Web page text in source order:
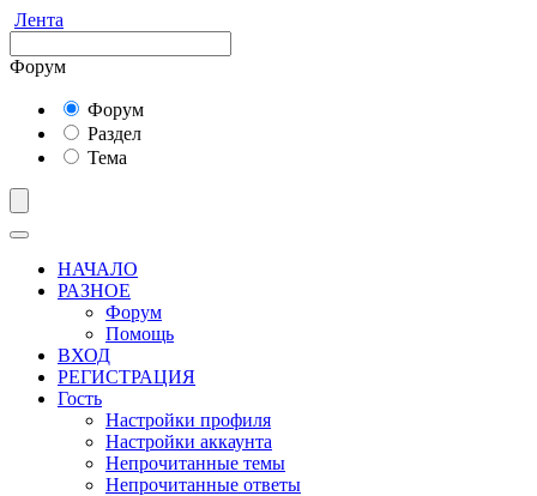
Лента
Форум
Форум
Раздел
Тема
НАЧАЛО
РАЗНОЕ
Форум
Помощь
ВХОД
РЕГИСТРАЦИЯ
Гость
Настройки профиля
Настройки аккаунта
Непрочитанные темы
Непрочитанные ответы